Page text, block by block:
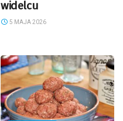
widelcu
5 MAJA 2026